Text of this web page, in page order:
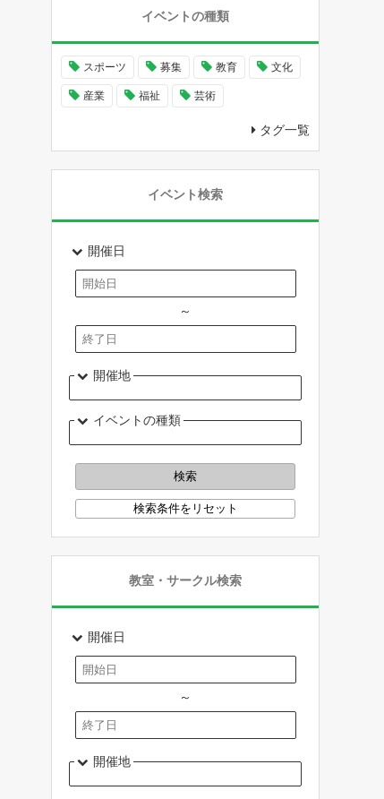
イベントの種類
スポーツ 募集 教育 文化
産業 福祉 芸術
タグ一覧
イベント検索
開催日
～
開催地
イベントの種類
教室・サークル検索
開催日
～
開催地